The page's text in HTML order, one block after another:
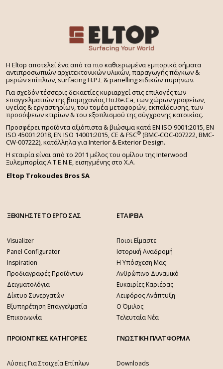
H Eltop αποτελεί ένα από τα πιο καθιερωμένα εμπορικά σήματα
αντιπροσωπιών αρχιτεκτονικών υλικών, παραγωγής πάγκων &
μερών επίπλων, surfacing H.P.L & panelling ειδικών πυρήνων.
Για σχεδόν τέσσερις δεκαετίες κυριαρχεί στις επιλογές των
επαγγελματιών της βιομηχανίας Ho.Re.Ca, των χώρων γραφείων,
υγείας & εργαστηρίων, του τομέα μεταφορών, εκπαίδευσης, των
προσόψεων κτιρίων & του εξοπλισμού της σύγχρονης κατοικίας.
Προσφέρει προϊόντα αξιόπιστα & βιώσιμα κατά EN ISO 9001:2015, EN
ISO 45001:2018, EN ISO 14001:2015, CE & FSC® (BMC-COC-007222, BMC-
CW-007222), κατάλληλα για Interior & Exterior Design.
Η εταιρία είναι από το 2011 μέλος του ομίλου της Interwood
Ξυλεμπορίας Α.Τ.Ε.Ν.Ε, εισηγμένης στο Χ.A.
Eltop Trokoudes Bros SA
ΞΕΚΙΝΗΣΤΕ ΤΟ ΕΡΓΟ ΣΑΣ
Visualizer
Panel Configurator
Inspiration
Προδιαγραφές Προϊόντων
Δειγματολόγια
Δίκτυο Συνεργατών
Εξυπηρέτηση Επαγγελματία
Επικοινωνία
ΕΤΑΙΡΕΙΑ
Ποιοι Είμαστε
Ιστορική Αναδρομή
Η Υπόσχεση Μας
Ανθρώπινο Δυναμικό
Ευκαιρίες Καριέρας
Αειφόρος Ανάπτυξη
Ο Όμιλος
Τελευταία Νέα
ΠΡΟΙΟΝΤΙΚΕΣ ΚΑΤΗΓΟΡΙΕΣ
Λύσεις Για Στοιχεία Επίπλων
ΓΝΩΣΤΙΚΗ ΠΛΑΤΦΟΡΜΑ
Downloads